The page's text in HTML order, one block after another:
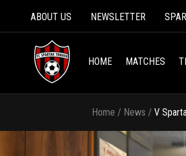
ABOUT US NEWSLETTER
HOME MATCHES
Home / News / V